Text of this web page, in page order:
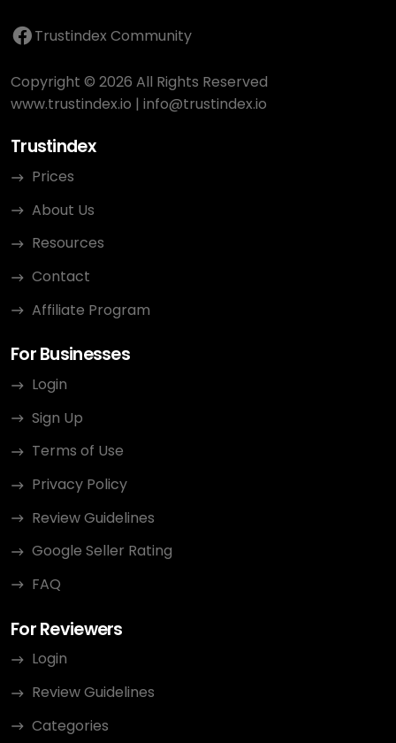
Trustindex Community
Copyright © 2026 All Rights Reserved
www.trustindex.io | info@trustindex.io
Trustindex
Prices
About Us
Resources
Contact
Affiliate Program
For Businesses
Login
Sign Up
Terms of Use
Privacy Policy
Review Guidelines
Google Seller Rating
FAQ
For Reviewers
Login
Review Guidelines
Categories